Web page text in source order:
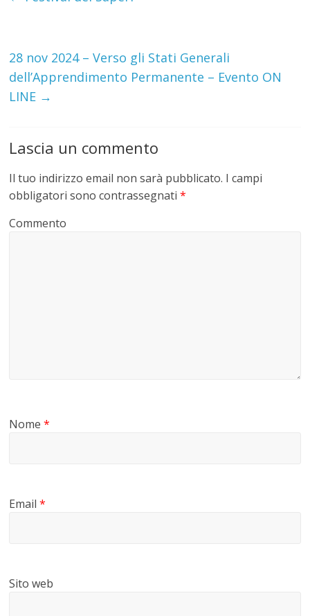
28 nov 2024 – Verso gli Stati Generali
dell’Apprendimento Permanente – Evento ON
LINE →
Lascia un commento
Il tuo indirizzo email non sarà pubblicato. I campi
obbligatori sono contrassegnati*
Commento
Nome*
Email*
Sito web